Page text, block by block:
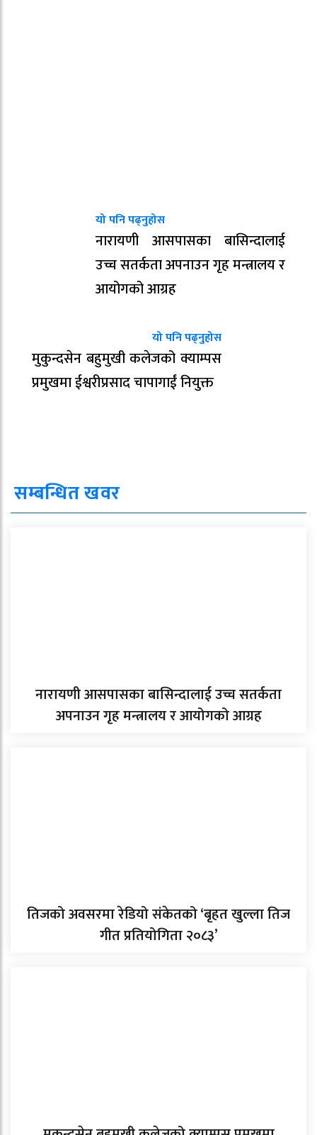
यो पनि पढ्नुहोस
नारायणी आसपासका बासिन्दालाई
उच्च सतर्कता अपनाउन गृह मन्त्रालय र
आयोगको आग्रह
यो पनि पढ्नुहोस
मुकुन्दसेन बहुमुखी कलेजको क्याम्पस
प्रमुखमा ईश्वरीप्रसाद चापागाईं नियुक्त
सम्बन्धित खवर
नारायणी आसपासका बासिन्दालाई उच्च सतर्कता
अपनाउन गृह मन्त्रालय र आयोगको आग्रह
तिजको अवसरमा रेडियो संकेतको ‘बृहत खुल्ला तिज
गीत प्रतियोगिता २०८३’